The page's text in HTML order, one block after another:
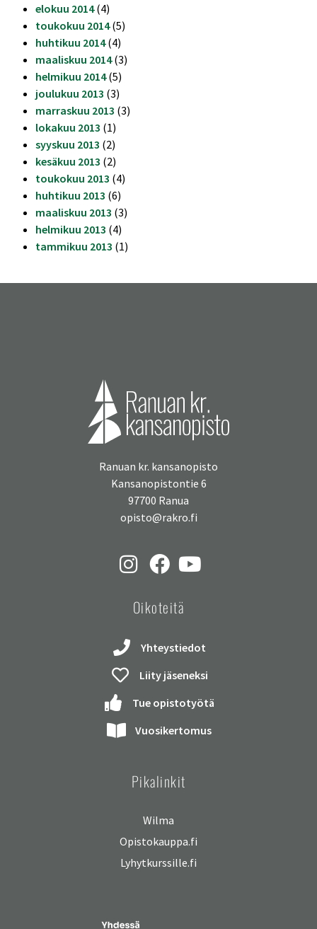
elokuu 2014(4)
toukokuu 2014(5)
huhtikuu 2014(4)
maaliskuu 2014(3)
helmikuu 2014(5)
joulukuu 2013 (3)
marraskuu 2013 (3)
lokakuu 2013 (1)
syyskuu 2013 (2)
kesäkuu 2013 (2)
toukokuu 2013 (4)
huhtikuu 2013 (6)
maaliskuu 2013 (3)
helmikuu 2013 (4)
tammikuu 2013 (1)
Ranuan kr. kansanopisto
Kansanopistontie 6
97700 Ranua
opisto@rakro.fi
Oikoteitä
Yhteystiedot
Liity jäseneksi
Tue opistotyötä
Vuosikertomus
Pikalinkit
Wilma
Opistokauppa.fi
Lyhytkurssille.fi